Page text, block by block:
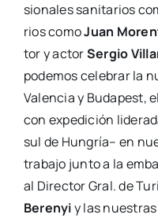
sio­na­les sani­ta­rios
rios comoJuan
tor y actorSer­gio
pode­mos cele­brar la
Valen­cia y Buda­pest,
con expe­di­ción
sul de Hun­gría– en
tra­ba­jo jun­to a la
al Direc­tor Gral. de
Beren­yiy las